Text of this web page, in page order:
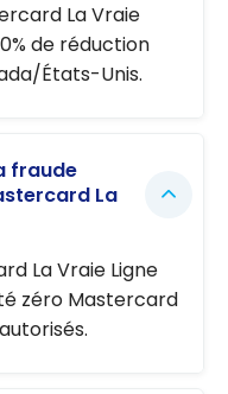
La Vraie
de réduction
États-Unis.
fraude
La
La Vraie Ligne
zéro Mastercard